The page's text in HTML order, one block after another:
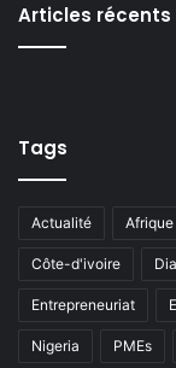
Articles récents
Tags
Actualité Afrique
Côte-d'ivoire
Entrepreneuriat
Nigeria PMEs